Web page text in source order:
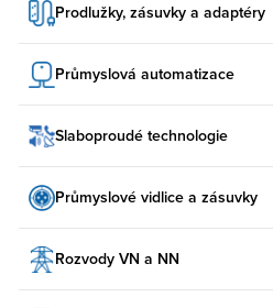
Prodlužky, zásuvky a adaptéry
Průmyslová automatizace
Slaboproudé technologie
Průmyslové vidlice a zásuvky
Rozvody VN a NN